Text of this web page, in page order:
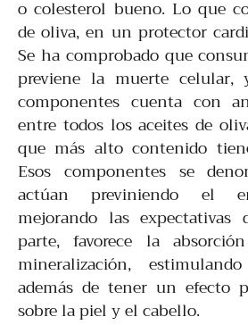
o colesterol bueno. Lo que
de oliva, en un protector
Se ha comprobado que
previene la muerte celular,
componentes cuenta con
entre todos los aceites de
que más alto contenido
Esos componentes se
actúan previniendo el
mejorando las
parte, favorece la
mineralización,
además de tener un efecto
sobre la piel y el cabello.